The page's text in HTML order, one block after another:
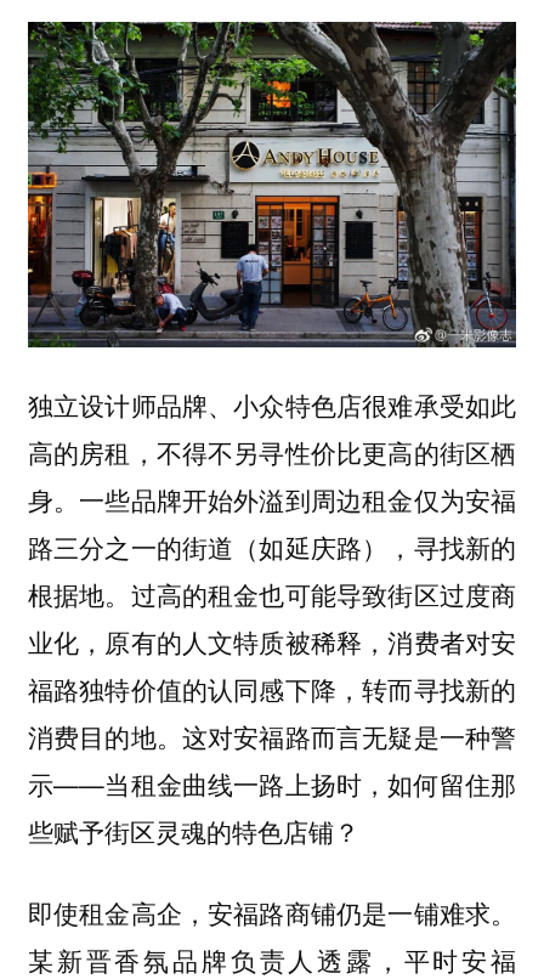
独立设计师品牌、小众特色店很难承受如此
高的房租，不得不另寻性价比更高的街区栖
身。一些品牌开始外溢到周边租金仅为安福
路三分之一的街道（如延庆路），寻找新的
根据地。过高的租金也可能导致街区过度商
业化，原有的人文特质被稀释，消费者对安
福路独特价值的认同感下降，转而寻找新的
消费目的地。这对安福路而言无疑是一种警
示——当租金曲线一路上扬时，如何留住那
些赋予街区灵魂的特色店铺？
即使租金高企，安福路商铺仍是一铺难求。
某新晋香氛品牌负责人透露，平时安福